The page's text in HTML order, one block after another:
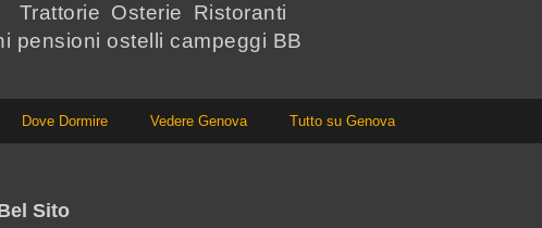
Trattorie Osterie Ristoranti
pensioni ostelli campeggi BB
Dove Dormire Vedere Genova Tutto su Genova
Sito